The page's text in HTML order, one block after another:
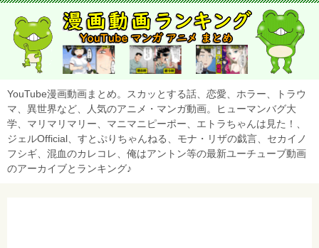
YouTube漫画動画まとめ。スカッとする話、恋愛、ホラー、トラウ
マ、異世界など、人気のアニメ・マンガ動画。ヒューマンバグ大
学、マリマリマリー、マニマニピーポー、エトラちゃんは見た！、
ジェルOfficial、すとぷりちゃんねる、モナ・リザの戯言、セカイノ
フシギ、混血のカレコレ、俺はアントン等の最新ユーチューブ動画
のアーカイブとランキング♪